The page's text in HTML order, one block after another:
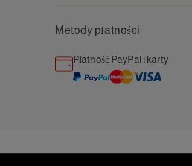
Metody płatności
Płatność PayPal i karty